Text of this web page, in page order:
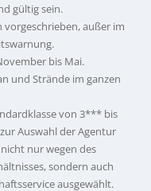
gültig sein.
vorgeschrieben, außer im
bis Mai.
und Strände im ganzen
von 3*** bis
Auswahl der Agentur
nur wegen des
sondern auch
ausgewählt.